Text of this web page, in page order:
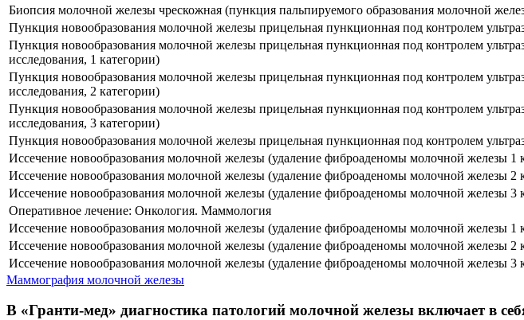
Биопсия молочной железы чрескожная (пункция пальпируемого образования молочной
Пункция новообразования молочной железы прицельная пункционная под контролем
Пункция новообразования молочной железы прицельная пункционная под контролем
исследования, 1 категории)
Пункция новообразования молочной железы прицельная пункционная под контролем
исследования, 2 категории)
Пункция новообразования молочной железы прицельная пункционная под контролем
исследования, 3 категории)
Пункция новообразования молочной железы прицельная пункционная под контролем
Иссечение новообразования молочной железы (удаление фиброаденомы молочной железы 1
Иссечение новообразования молочной железы (удаление фиброаденомы молочной железы 2
Иссечение новообразования молочной железы (удаление фиброаденомы молочной железы 3
Оперативное лечение: Онкология. Маммология
Иссечение новообразования молочной железы (удаление фиброаденомы молочной железы 1
Иссечение новообразования молочной железы (удаление фиброаденомы молочной железы 2
Иссечение новообразования молочной железы (удаление фиброаденомы молочной железы 3
Маммография молочной железы
В «Гранти-мед» диагностика патологий молочной железы включает в